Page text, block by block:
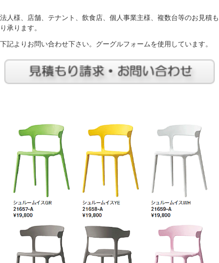
法人様、店舗、テナント、飲食店、個人事業主様、複数台等のお見積も
り承ります。
下記よりお問い合わせ下さい。グーグルフォームを使用しています。